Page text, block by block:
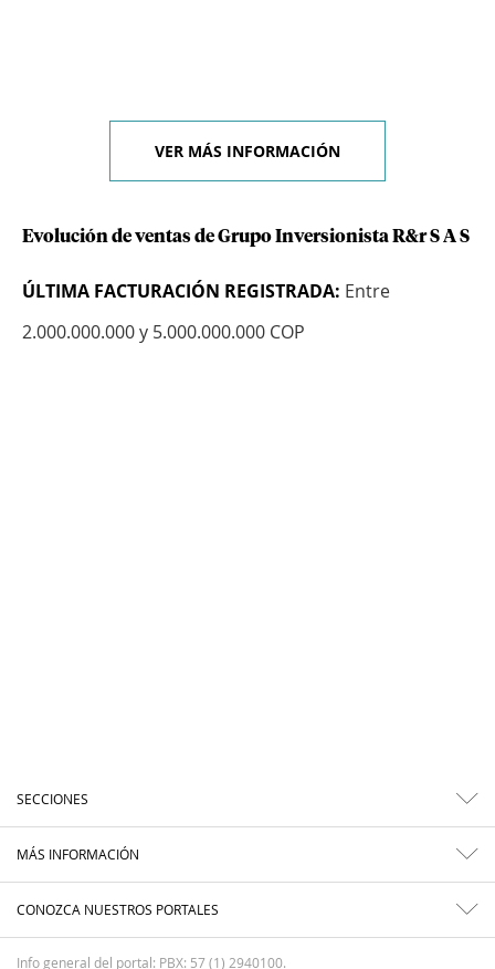
VER MÁS INFORMACIÓN
Evolución de ventas de Grupo Inversionista R&r S A S
ÚLTIMA FACTURACIÓN REGISTRADA: Entre
2.000.000.000 y 5.000.000.000 COP
SECCIONES
MÁS INFORMACIÓN
CONOZCA NUESTROS PORTALES
Info general del portal: PBX: 57 (1) 2940100.